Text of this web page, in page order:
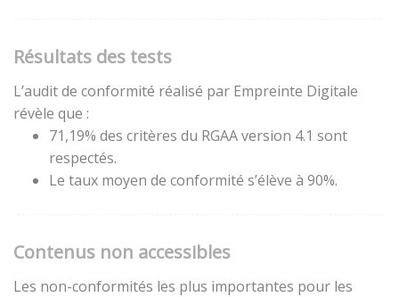
Résultats des tests
L’audit de conformité réalisé par Empreinte Digitale
révèle que :
71,19% des critères du RGAA version 4.1 sont
respectés.
Le taux moyen de conformité s’élève à 90%.
Contenus non accessibles
Les non-conformités les plus importantes pour les